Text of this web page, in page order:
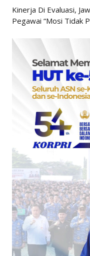
Kinerja Di Evaluasi,
Pegawai “Mosi Tidak